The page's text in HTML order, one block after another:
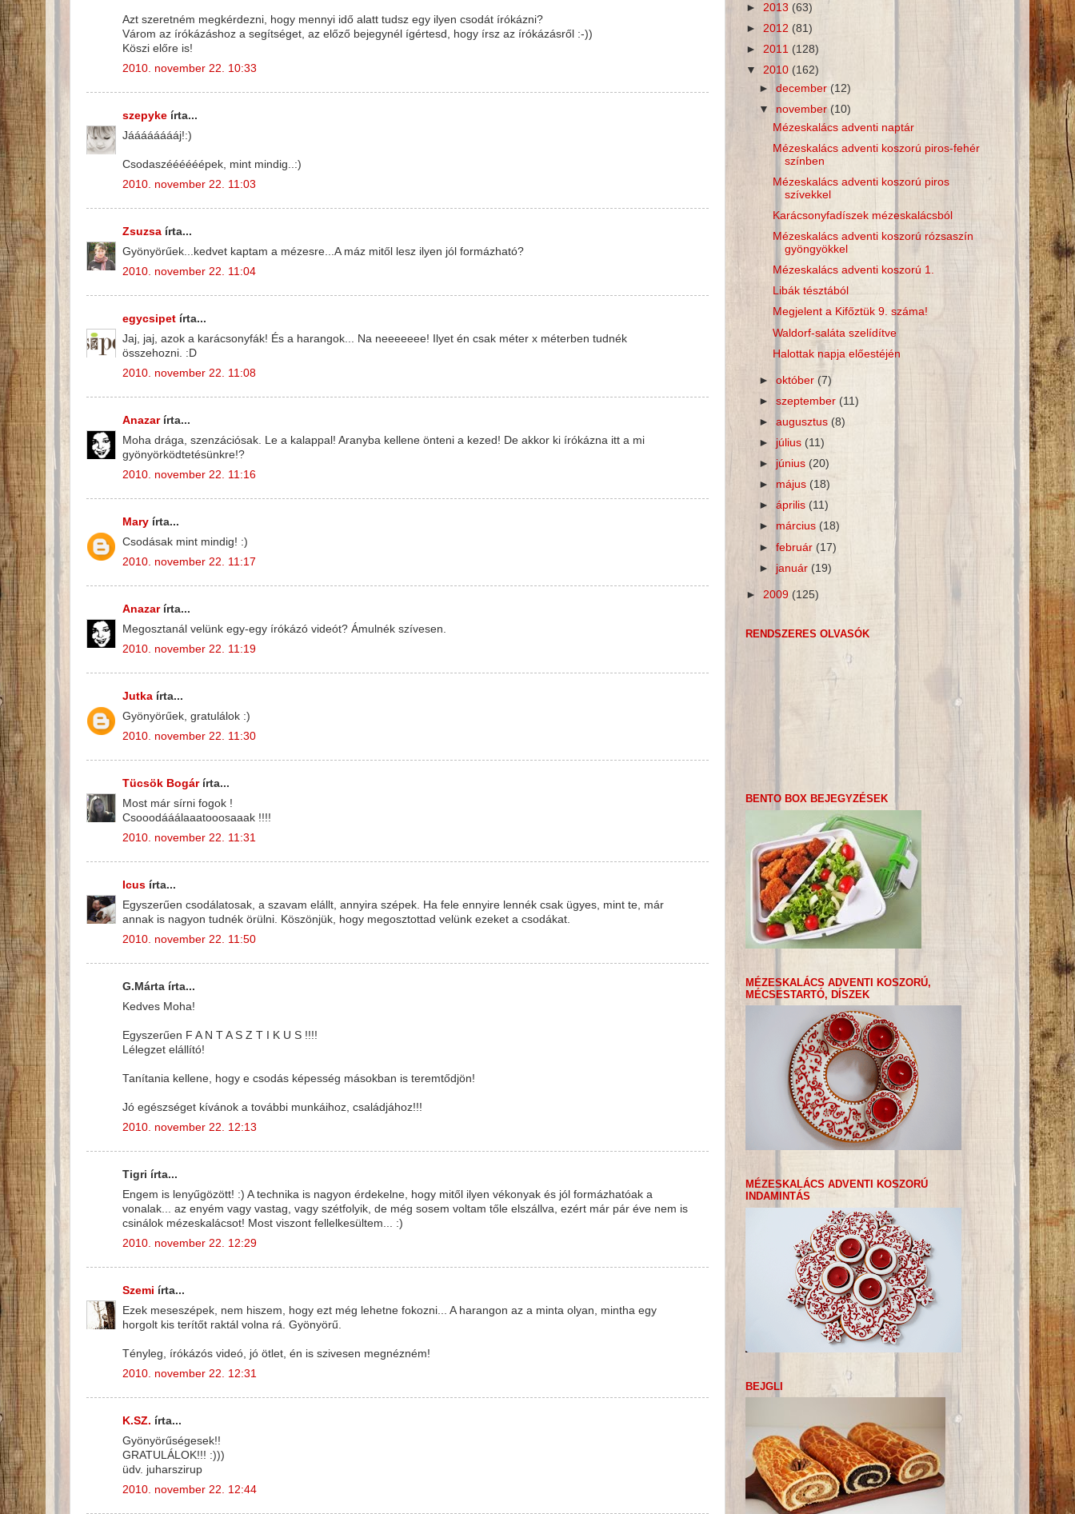
Azt szeretném megkérdezni, hogy mennyi idő alatt tudsz egy ilyen csodát írókázni?
Várom az írókázáshoz a segítséget, az előző bejegynél ígértesd, hogy írsz az írókázásről :-))
Köszi előre is!
2010. november 22. 10:33
szepyke írta...
Jááááááááj!:)
Csodaszéééééépek, mint mindig..:)
2010. november 22. 11:03
Zsuzsa írta...
Gyönyörűek...kedvet kaptam a mézesre...A máz mitől lesz ilyen jól formázható?
2010. november 22. 11:04
egycsipet írta...
Jaj, jaj, azok a karácsonyfák! És a harangok... Na neeeeeee! Ilyet én csak méter x méterben tudnék
összehozni. :D
2010. november 22. 11:08
Anazarírta...
Moha drága, szenzációsak. Le a kalappal! Aranyba kellene önteni a kezed! De akkor ki írókázna itt a mi
gyönyörködtetésünkre!?
2010. november 22. 11:16
Mary írta...
Csodásak mint mindig! :)
2010. november 22. 11:17
Anazarírta...
Megosztanál velünk egy-egy írókázó videót? Ámulnék szívesen.
2010. november 22. 11:19
Jutka írta...
Gyönyörűek, gratulálok :)
2010. november 22. 11:30
Tücsök Bogárírta...
Most már sírni fogok !
Csooodááálaaatooosaaak !!!!
2010. november 22. 11:31
Icus írta...
Egyszerűen csodálatosak, a szavam elállt, annyira szépek. Ha fele ennyire lennék csak ügyes, mint te, már
annak is nagyon tudnék örülni. Köszönjük, hogy megosztottad velünk ezeket a csodákat.
2010. november 22. 11:50
G.Márta írta...
Kedves Moha!
Egyszerűen F A N T A S Z T I K U S !!!!
Lélegzet elállító!
Tanítania kellene, hogy e csodás képesség másokban is teremtődjön!
Jó egészséget kívánok a további munkáihoz, családjához!!!
2010. november 22. 12:13
Tigri írta...
Engem is lenyűgözött! :) A technika is nagyon érdekelne, hogy mitől ilyen vékonyak és jól formázhatóak a
vonalak... az enyém vagy vastag, vagy szétfolyik, de még sosem voltam tőle elszállva, ezért már pár éve nem is
csinálok mézeskalácsot! Most viszont fellelkesültem... :)
2010. november 22. 12:29
Szemi írta...
Ezek meseszépek, nem hiszem, hogy ezt még lehetne fokozni... A harangon az a minta olyan, mintha egy
horgolt kis terítőt raktál volna rá. Gyönyörű.
Tényleg, írókázós videó, jó ötlet, én is szivesen megnézném!
2010. november 22. 12:31
K.SZ. írta...
Gyönyörűségesek!!
GRATULÁLOK!!! :)))
üdv. juharszirup
2010. november 22. 12:44
► 2013 (63)
► 2012 (81)
► 2011 (128)
▼ 2010 (162)
►december(12)
▼ november (10)
Mézeskalács adventi naptár
Mézeskalács adventi koszorú piros-fehér
színben
Mézeskalács adventi koszorú piros
szívekkel
Karácsonyfadíszek mézeskalácsból
Mézeskalács adventi koszorú rózsaszín
gyöngyökkel
Mézeskalács adventi koszorú 1.
Libák tésztából
Megjelent a Kifőztük 9. száma!
Waldorf-saláta szelídítve
Halottak napja előestéjén
►október(7)
►szeptember (11)
►augusztus(8)
► július (11)
► június (20)
► május (18)
►április(11)
► március(18)
►február (17)
► január (19)
► 2009 (125)
RENDSZERES OLVASÓK
BENTO BOX BEJEGYZÉSEK
MÉZESKALÁCS ADVENTI KOSZORÚ,
MÉCSESTARTÓ, DÍSZEK
MÉZESKALÁCS ADVENTI KOSZORÚ
INDAMINTÁS
BEJGLI